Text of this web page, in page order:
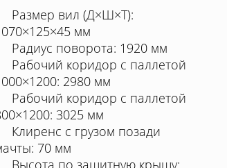
Размер вил (Д×Ш×Т):
мм
Радиус поворота: 1920 мм
Рабочий коридор с паллетой
2980 мм
Рабочий коридор с паллетой
3025 мм
Клиренс с грузом позади
70 мм
Высота по защитную крышу: